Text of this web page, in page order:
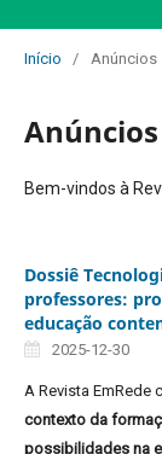
Início / Anúncios
Anúncios
Bem-vindos à
Dossiê
professores:
educação
2025-12-30
A Revista
contexto da
possibilidades na